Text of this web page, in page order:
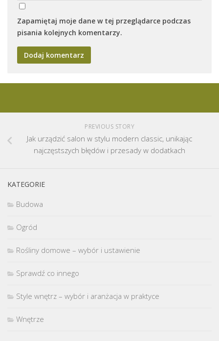
Zapamiętaj moje dane w tej przeglądarce podczas
pisania kolejnych komentarzy.
PREVIOUS STORY
Jak urządzić salon w stylu modern classic, unikając
najczęstszych błędów i przesady w dodatkach
KATEGORIE
Budowa
Ogród
Rośliny domowe – wybór i ustawienie
Sprawdź co innego
Style wnętrz – wybór i aranżacja w praktyce
Wnętrze